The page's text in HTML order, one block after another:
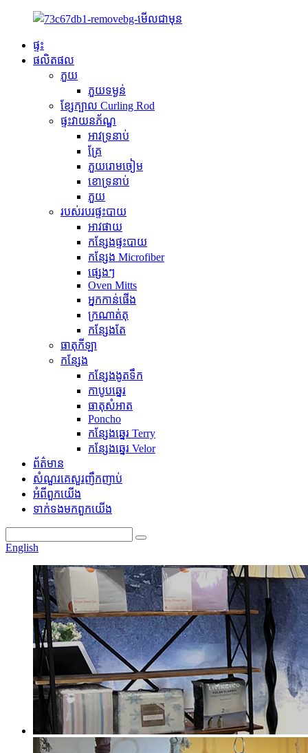
ផ្ទះ
ផលិតផល
ភួយ
ភួយទម្ងន់
ខ្សែក្បាល Curling Rod
ផ្ទះវាយនភ័ណ្ឌ
អាវទ្រនាប់
គ្រែ
ភួយរោមចៀម
ខោទ្រនាប់
ភួយ
របស់របរផ្ទះបាយ
អាវផាយ
កន្សែងផ្ទះបាយ
កន្សែង Microfiber
ផ្សេងៗ
Oven Mitts
អ្នកកាន់ផើង
ក្រណាត់តុ
កន្សែងតែ
ធាតុកីឡា
កន្សែង
កន្សែងងូតទឹក
កាបូបឆ្នេរ
ធាតុសំអាត
Poncho
កន្សែងឆ្នេរ Terry
កន្សែងឆ្នេរ Velor
ព័ត៌មាន
សំណួរគេសួរញឹកញាប់
អំពី​ពួក​យើង
ទាក់ទង​មក​ពួក​យើង
English